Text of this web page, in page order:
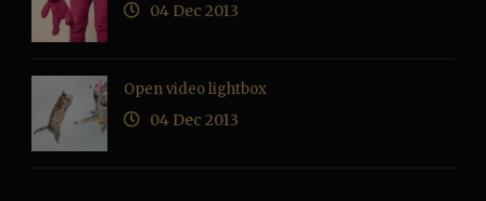
04 Dec 2013
Open video lightbox
04 Dec 2013